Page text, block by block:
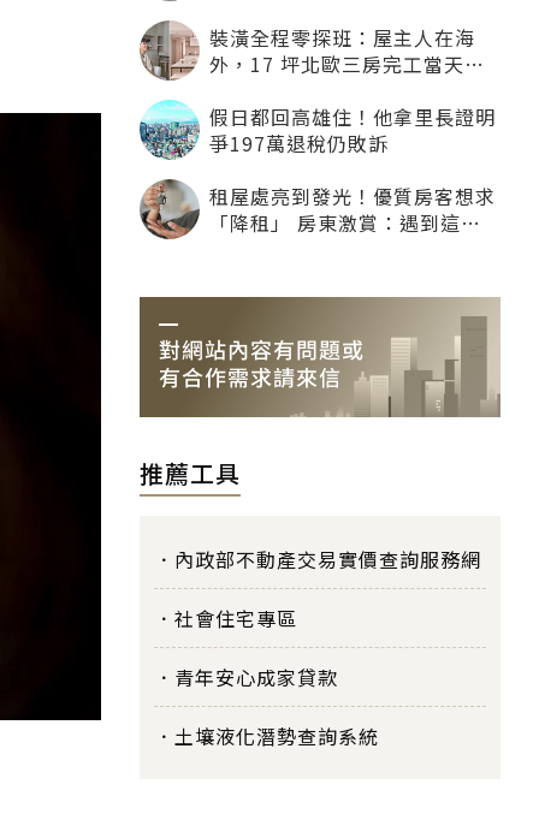
裝潢全程零探班：屋主人在海
外，17 坪北歐三房完工當天才
假日都回高雄住！他拿里長證明
爭197萬退稅仍敗訴
租屋處亮到發光！優質房客想求
「降租」 房東激賞：遇到這種
推薦工具
內政部不動產交易實價查詢服務網
社會住宅專區
青年安心成家貸款
土壤液化潛勢查詢系統